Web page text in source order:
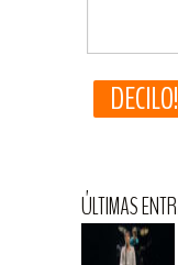
ÚLTIMAS